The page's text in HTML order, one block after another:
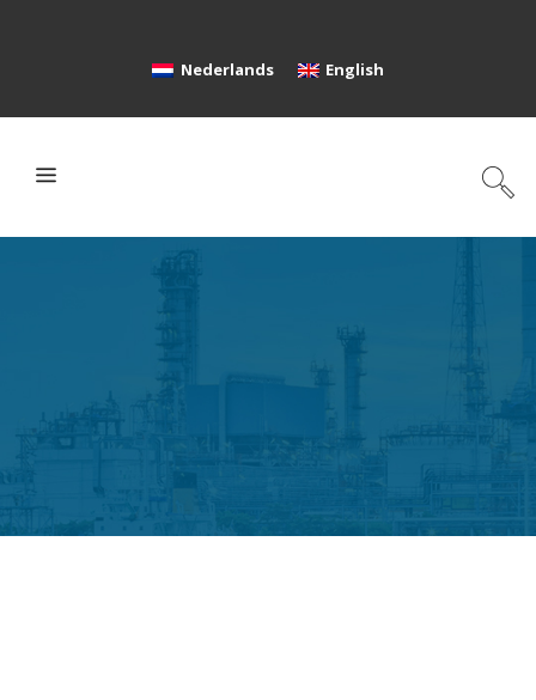
Nederlands English